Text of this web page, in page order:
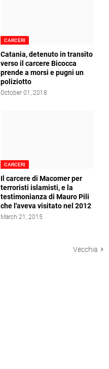
CARCERI
Catania, detenuto in transito
verso il carcere Bicocca
prende a morsi e pugni un
poliziotto
October 01, 2018
CARCERI
Il carcere di Macomer per
terroristi islamisti, e la
testimonianza di Mauro Pili
che l'aveva visitato nel 2012
March 21, 2015
Vecchia